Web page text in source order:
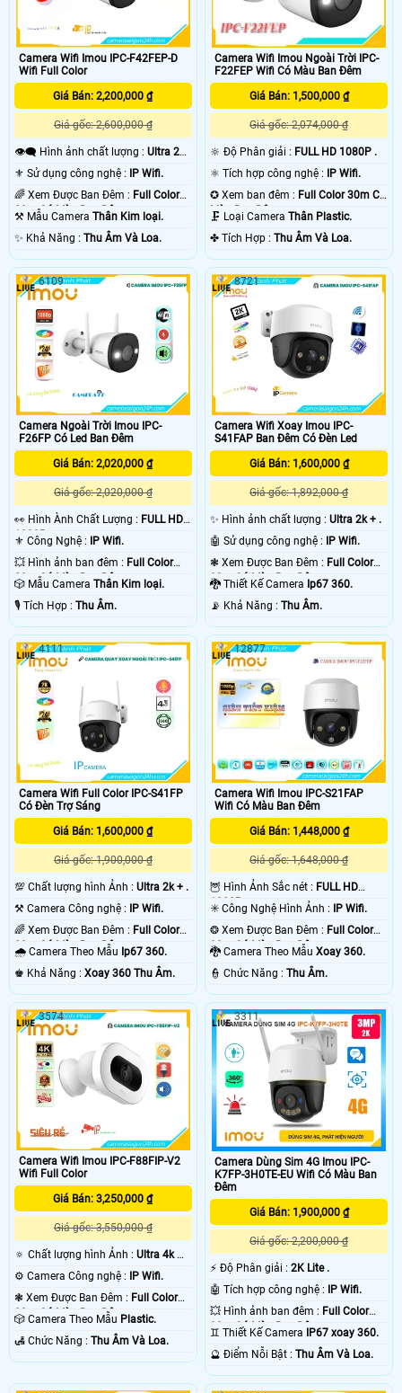
Camera Wifi Imou IPC-F42FEP-D
Wifi Full Color
Giá Bán: 2,200,000 ₫
Giá gốc: 2,600,000 ₫
👁️‍🗨 Hình ảnh chất lượng : Ultra 2k
+ .
⚜️ Sử dụng công nghệ : IP Wifi.
🌈 Xem Được Ban Đêm : Full Color
30m Có Màu Ban Ðêm.
⚒ Mẫu Camera Thân Kim loại.
️✨ Khả Năng : Thu Âm Và Loa.
Camera Wifi Imou Ngoài Trời IPC-
F22FEP Wifi Có Màu Ban Đêm
Giá Bán: 1,500,000 ₫
Giá gốc: 2,074,000 ₫
🔆 Độ Phân giải : FULL HD 1080P .
⚛️ Tích hợp công nghệ : IP Wifi.
✪ Xem ban đêm : Full Color 30m Có
Màu Ban Ðêm.
🗜️ Loại CameraThân Plastic.
️✤ Tích Hợp :Thu Âm Và Loa.
Camera Ngoài Trời Imou IPC-
F26FP Có Led Ban Đêm
Giá Bán: 2,020,000 ₫
Giá gốc: 2,020,000 ₫
️👀 Hình Ành Chất Lượng : FULL HD
1080P .
⚜️ Công Nghệ :
IP Wifi.
💥 Hình ảnh ban đêm : Full Color
30m Có Màu Ban Ðêm.
🎲 Mẫu Camera Thân Kim loại.
️🎙 Tích Hợp : Thu Âm.
6109
Camera Wifi Xoay Imou IPC-
S41FAP Ban Đêm Có Đèn Led
Giá Bán: 1,600,000 ₫
Giá gốc: 1,892,000 ₫
✨ Hình ảnh chất lượng :Ultra 2k + .
🤖️ Sử dụng công nghệ :
IP Wifi.
❃ Xem Được Ban Đêm : Full Color
30m Có Màu Ban Ðêm.
🐉️ Thiết Kế Camera Ip67 360.
️📡 Khả Năng :Thu Âm.
8721
Camera Wifi Full Color IPC-S41FP
Có Đèn Trợ Sáng
Giá Bán: 1,600,000 ₫
Giá gốc: 1,900,000 ₫
💯 Chất lượng hình Ảnh : Ultra 2k + .
⚒ Camera Công nghệ :
IP Wifi.
🌈 Xem Được Ban Đêm : Full Color
30m Có Màu Ban Ðêm.
🌧️ Camera Theo Mẫu Ip67 360.
️♚ Khả Năng : Xoay 360 Thu Âm.
4111
Camera Wifi Imou IPC-S21FAP
Wifi Có Màu Ban Đêm
Giá Bán: 1,448,000 ₫
Giá gốc: 1,648,000 ₫
🦉 Hình Ảnh Sắc nét : FULL HD
1080P .
✳️ Công Nghệ Hình Ảnh :
IP Wifi.
❂ Xem Được Ban Đêm : Full Color
30m Có Màu Ban Ðêm.
🐉️ Camera Theo MẫuXoay 360.
️👮 Chức Năng :Thu Âm.
12877
Camera Wifi Imou IPC-F88FIP-V2
Wifi Full Color
Giá Bán: 3,250,000 ₫
Giá gốc: 3,550,000 ₫
🔅 Chất lượng hình Ảnh : Ultra 4k 👍🏾
.
⚙ Camera Công nghệ :
IP Wifi.
❃ Xem Được Ban Đêm : Full Color
20m Có Màu Ban Ðêm.
🎲 Camera Theo Mẫu Plastic.
️🛃 Chức Năng : Thu Âm Và Loa.
3574
Camera Dùng Sim 4G Imou IPC-
K7FP-3H0TE-EU Wifi Có Màu Ban
Đêm
Giá Bán: 1,900,000 ₫
Giá gốc: 2,200,000 ₫
️⚡ Độ Phân giải :2K Lite .
🤖️ Tích hợp công nghệ :
IP Wifi.
💥 Hình ảnh ban đêm : Full Color
30m Có Màu Ban Ðêm.
♊ Thiết Kế Camera
IP67 xoay 360.
️🔮 Điểm Nỗi Bật :Thu Âm Và Loa.
3311